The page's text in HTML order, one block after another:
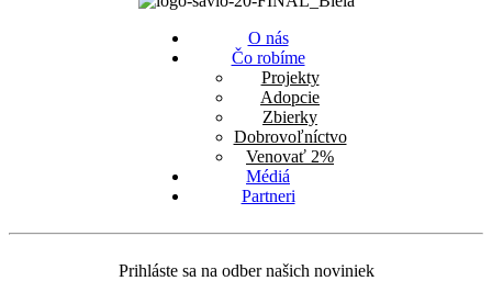
O nás
Čo robíme
Projekty
Adopcie
Zbierky
Dobrovoľníctvo
Venovať 2%
Médiá
Partneri
Prihláste sa na odber našich noviniek